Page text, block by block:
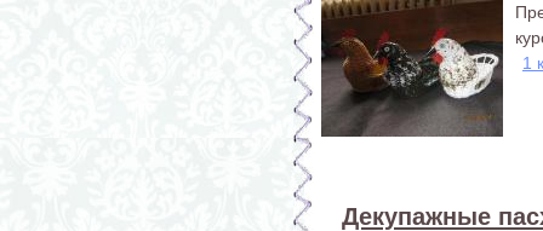
1
Декупажные